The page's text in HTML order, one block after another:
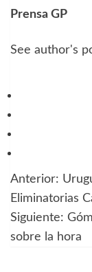
Prensa GP
See author's
de
entradas
Anterior:
Eliminatorias
Siguiente:
sobre la hora